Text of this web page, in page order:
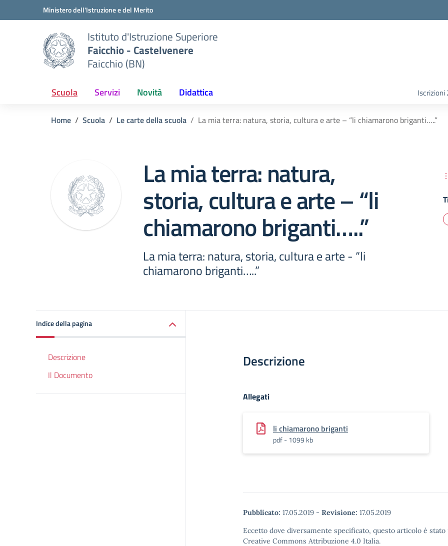
Vai ai contenuti
Vai al menu di navigazioneMinistero dell'Istruzione e del Merito
Istituto d'Istruzione Superiore
Faicchio - Castelvenere
Faicchio (BN)
Scuola Servizi Novità Didattica
Home Scuola Le carte della scuola La mia terra: natura, storia, cultura e arte – “li chiamarono briganti…..”
La mia terra: natura,
storia, cultura e arte – “li
chiamarono briganti…..”
La mia terra: natura, storia, cultura e arte - “li
chiamarono briganti…..”
Indice della pagina
Descrizione
Il Documento
Descrizione
Allegati
li chiamarono briganti
pdf - 1099 kb
Pubblicato: 17.05.2019 - Revisione: 17.05.2019
Eccetto dove diversamente specificato, questo articolo è
Creative Commons Attribuzione 4.0 Italia.